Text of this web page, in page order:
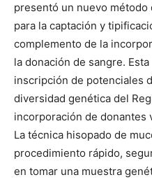
presentó un nuevo método
para la captación y
complemento de la
la donación de sangre.
inscripción de potenciales
diversidad genética del
incorporación de donantes
La técnica hisopado de
procedimiento rápido,
en tomar una muestra